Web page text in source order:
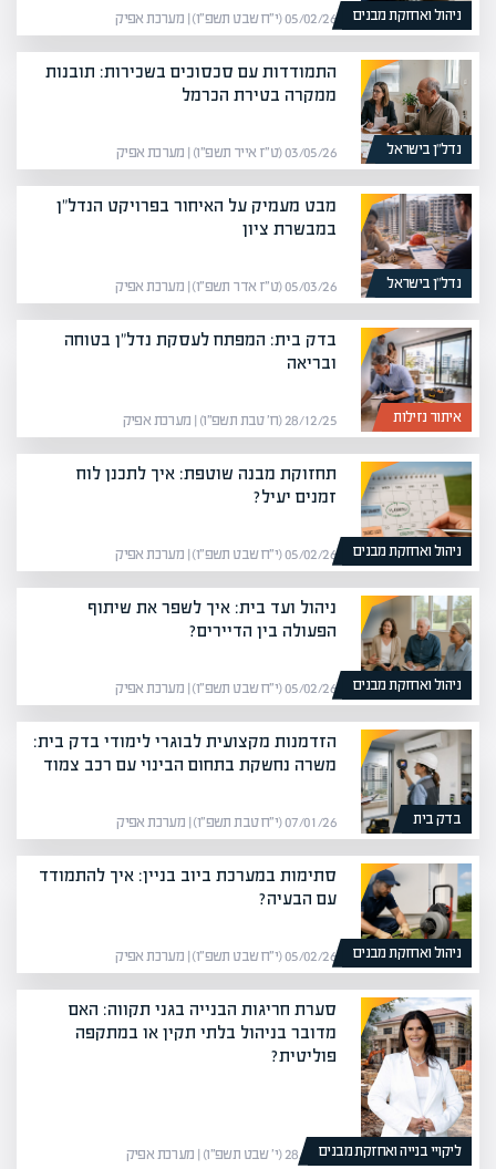
ניהול ואחזקת מבנים 05/02/26 (י״ח שבט תשפ״ו) | מערכת אפיק
נדל”ן בישראל
התמודדות עם סכסוכים בשכירות: תובנות
ממקרה בטירת הכרמל
03/05/26 (ט״ז אייר תשפ״ו) | מערכת אפיק
נדל”ן בישראל
מבט מעמיק על האיחור בפרויקט הנדל"ן
במבשרת ציון
05/03/26 (ט״ז אדר תשפ״ו) | מערכת אפיק
איתור נזילות
בדק בית: המפתח לעסקת נדל"ן בטוחה
ובריאה
28/12/25 (ח׳ טבת תשפ״ו) | מערכת אפיק
ניהול ואחזקת מבנים
תחזוקת מבנה שוטפת: איך לתכנן לוח
זמנים יעיל?
05/02/26 (י״ח שבט תשפ״ו) | מערכת אפיק
ניהול ואחזקת מבנים
ניהול ועד בית: איך לשפר את שיתוף
הפעולה בין הדיירים?
05/02/26 (י״ח שבט תשפ״ו) | מערכת אפיק
בדק בית
הזדמנות מקצועית לבוגרי לימודי בדק בית:
משרה נחשקת בתחום הבינוי עם רכב צמוד
07/01/26 (י״ח טבת תשפ״ו) | מערכת אפיק
ניהול ואחזקת מבנים
סתימות במערכת ביוב בניין: איך להתמודד
עם הבעיה?
05/02/26 (י״ח שבט תשפ״ו) | מערכת אפיק
ליקויי בנייה ואחזקת מבנים
סערת חריגות הבנייה בגני תקווה: האם
מדובר בניהול בלתי תקין או במתקפה
פוליטית?
28/01/26 (י׳ שבט תשפ״ו) | מערכת אפיק